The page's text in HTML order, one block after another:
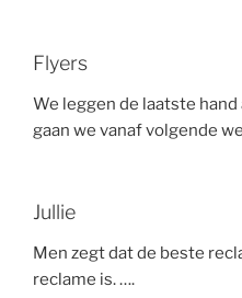
Flyers
We leggen de laatste
gaan we vanaf volgende
Jullie
Men zegt dat de beste
reclame is. ….